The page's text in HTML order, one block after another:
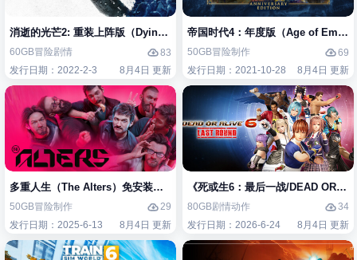
消逝的光芒2: 重装上阵版（Dying Light 2 Stay Human: Reloaded Edition
60GB冒险剧情
83
发行日期：2022-2-3
8月4日 更新
帝国时代4：年度版（Age of
50GB冒险制作
69
发行日期：2021-10-28
8月4日 更新
多重人生（The Alters）免安装中文版
50GB冒险制作
29
发行日期：2025-6-13
8月4日 更新
《死或生6：最后一战/DEAD OR
80GB剧情动作
34
发行日期：2026-6-24
8月4日 更新